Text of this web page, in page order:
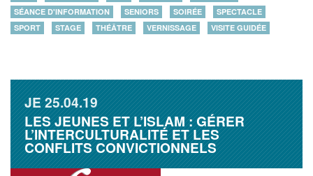
SÉANCE D'INFORMATION
SENIORS SOIRÉE
SPECTACLE
SPORT
STAGE THÉÂTRE VERNISSAGE VISITE GUIDÉE
JE25.04.19
LES JEUNES ET L’ISLAM : GÉRER
L’INTERCULTURALITÉ ET LES
CONFLITS CONVICTIONNELS